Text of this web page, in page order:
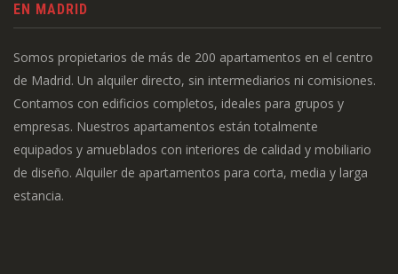
EN MADRID
Somos propietarios de más de 200 apartamentos en el centro
de Madrid. Un alquiler directo, sin intermediarios ni comisiones.
Contamos con edificios completos, ideales para grupos y
empresas. Nuestros apartamentos están totalmente
equipados y amueblados con interiores de calidad y mobiliario
de diseño. Alquiler de apartamentos para corta, media y larga
estancia.